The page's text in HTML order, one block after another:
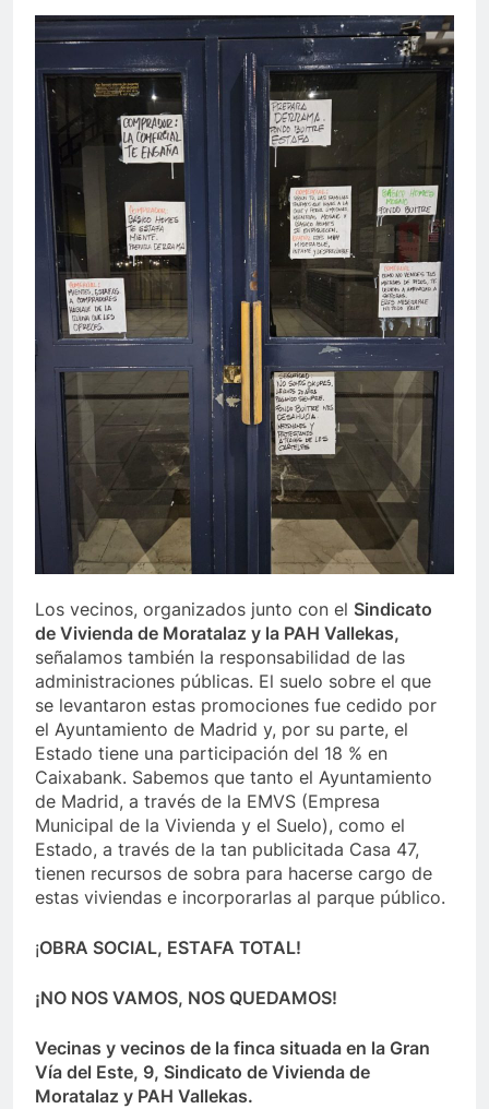
Los vecinos, organizados junto con el Sindicato
de Vivienda de Moratalaz y la PAH Vallekas,
señalamos también la responsabilidad de las
administraciones públicas. El suelo sobre el que
se levantaron estas promociones fue cedido por
el Ayuntamiento de Madrid y, por su parte, el
Estado tiene una participación del 18 % en
Caixabank. Sabemos que tanto el Ayuntamiento
de Madrid, a través de la EMVS (Empresa
Municipal de la Vivienda y el Suelo), como el
Estado, a través de la tan publicitada Casa 47,
tienen recursos de sobra para hacerse cargo de
estas viviendas e incorporarlas al parque público.
¡OBRA SOCIAL, ESTAFA TOTAL!
¡NO NOS VAMOS, NOS QUEDAMOS!
Vecinas y vecinos de la finca situada en la Gran
Vía del Este, 9, Sindicato de Vivienda de
Moratalaz y PAH Vallekas.